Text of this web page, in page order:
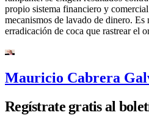
propio sistema financiero y
mecanismos de lavado de dinero.
erradicación de coca que rastrear el
Mauricio Cabrera
Regístrate gratis al